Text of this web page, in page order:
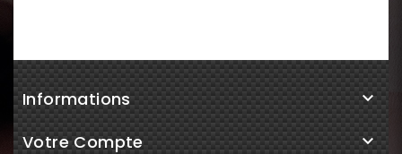
Informations 
Votre Compte 